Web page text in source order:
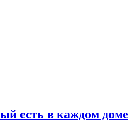
есть в каждом доме